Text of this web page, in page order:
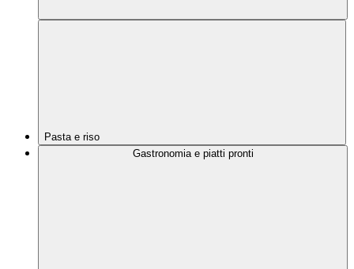
Pasta e riso
Gastronomia e piatti pronti